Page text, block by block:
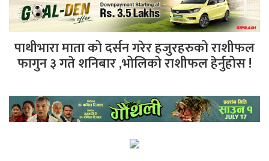
पाथीभारा माता को दर्सन गरेर हजुरहरुको राशीफल
फागुन ३ गते शनिबार ,भोलिको राशीफल हेर्नुहोस !